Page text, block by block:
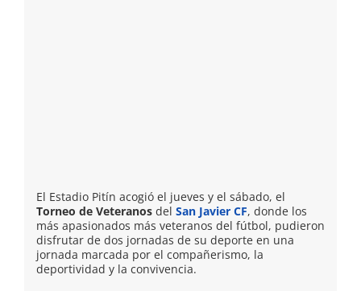
El Estadio Pitín acogió el jueves y el sábado, el
Torneo de Veteranos del San Javier CF, donde los
más apasionados más veteranos del fútbol, pudieron
disfrutar de dos jornadas de su deporte en una
jornada marcada por el compañerismo, la
deportividad y la convivencia.